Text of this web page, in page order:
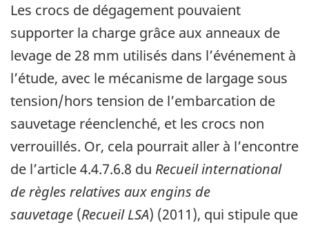
Les crocs de dégagement pouvaient
supporter la charge grâce aux anneaux de
levage de 28 mm utilisés dans l’événement à
l’étude, avec le mécanisme de largage sous
tension/hors tension de l’embarcation de
sauvetage réenclenché, et les crocs non
verrouillés. Or, cela pourrait aller à l’encontre
de l’article 4.4.7.6.8 du Recueil international
de règles relatives aux engins de
sauvetage (Recueil LSA) (2011), qui stipule que